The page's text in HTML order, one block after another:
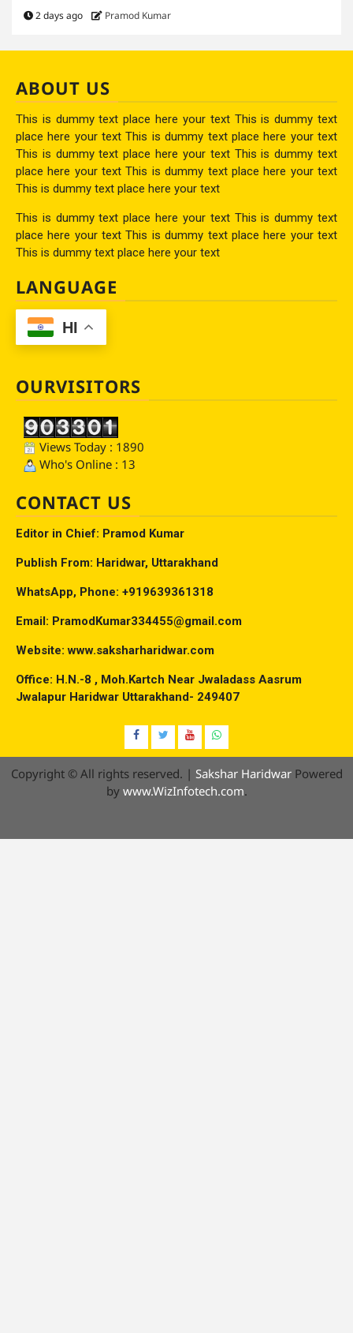
2 days ago Pramod Kumar
ABOUT US
This is dummy text place here your text This is dummy text
place here your text This is dummy text place here your text
This is dummy text place here your text This is dummy text
place here your text This is dummy text place here your text
This is dummy text place here your text
This is dummy text place here your text This is dummy text
place here your text This is dummy text place here your text
This is dummy text place here your text
LANGUAGE
HI
OURVISITORS
Views Today : 1890
Who's Online : 13
CONTACT US
Editor in Chief: Pramod Kumar
Publish From: Haridwar, Uttarakhand
WhatsApp, Phone: +919639361318
Email: PramodKumar334455@gmail.com
Website: www.saksharharidwar.com
Office: H.N.-8 , Moh.Kartch Near Jwaladass Aasrum
Jwalapur Haridwar Uttarakhand- 249407
Facebook
TwitterYouTubeWhatsap
Copyright © All rights reserved. | Sakshar HaridwarPowered
by www.WizInfotech.com.